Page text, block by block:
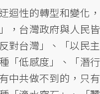
迴性的轉型和變化，
，台灣政府與人民皆
對台灣」、「以民主
「低感度」、「潛行
中共做不到的，只有